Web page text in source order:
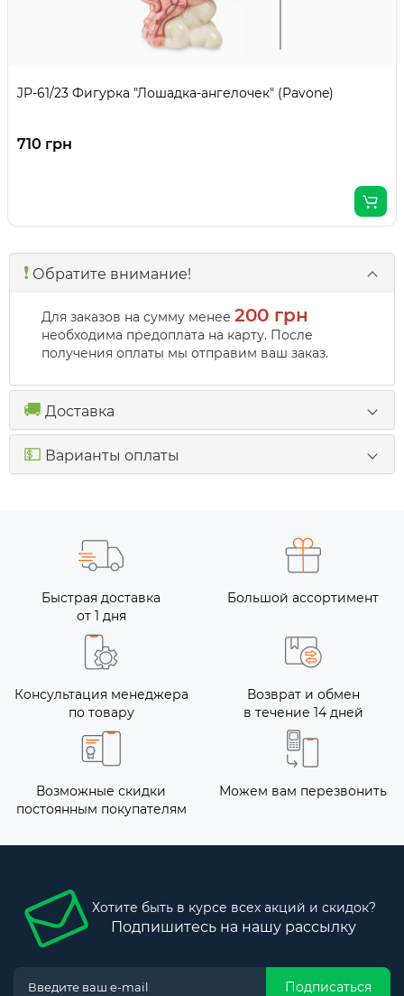
JP-61/23 Фигурка "Лошадка-ангелочек" (Pavone)
710 грн
❗️ Обратите внимание!
Для заказов на сумму менее 200 грн
необходима предоплата на карту. После
получения оплаты мы отправим ваш заказ.
🚚 Доставка
💵 Варианты оплаты
Быстрая доставка
от 1 дня
Большой ассортимент
Консультация менеджера
по товару
Возврат и обмен
в течение 14 дней
Возможные скидки
постоянным покупателям
Можем вам перезвонить
Хотите быть в курсе всех акций и скидок?
Подпишитесь на нашу рассылку
Подписаться